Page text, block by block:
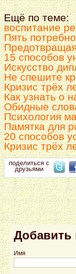
Ещё по теме:
воспитание
Пять
15 способов
Искусство
Не спешите
Кризис трёх
Как узнать о
Обидные
Психология
Памятка для
20 способов
Кризис трёх
поделиться с
друзьями
Добавить
Имя